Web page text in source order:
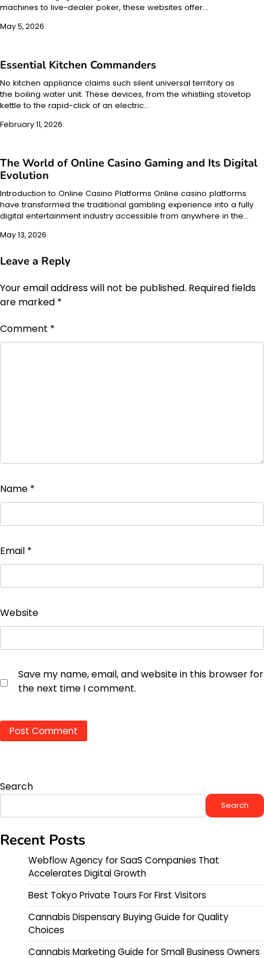
machines to live-dealer poker, these websites offer…
May 5, 2026
Essential Kitchen Commanders
No kitchen appliance claims such silent universal territory as
the boiling water unit. These devices, from the whistling stovetop
kettle to the rapid-click of an electric…
February 11, 2026
The World of Online Casino Gaming and Its Digital
Evolution
Introduction to Online Casino Platforms Online casino platforms
have transformed the traditional gambling experience into a fully
digital entertainment industry accessible from anywhere in the…
May 13, 2026
Leave a Reply
Your email address will not be published. Required fields
are marked *
Comment *
Name *
Email *
Website
Save my name, email, and website in this browser for
the next time I comment.
Search
Search
Recent Posts
Webflow Agency for SaaS Companies That
Accelerates Digital Growth
Best Tokyo Private Tours For First Visitors
Cannabis Dispensary Buying Guide for Quality
Choices
Cannabis Marketing Guide for Small Business Owners